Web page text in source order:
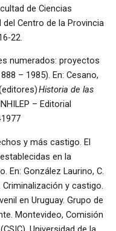
de Ciencias
Centro de la Provincia
22.
numerados: proyectos
– 1985). En: Cesano,
Historia de las
– Editorial
y más castigo. El
en la
En: González Laurino, C.
Criminalización y castigo.
en Uruguay. Grupo de
Montevideo, Comisión